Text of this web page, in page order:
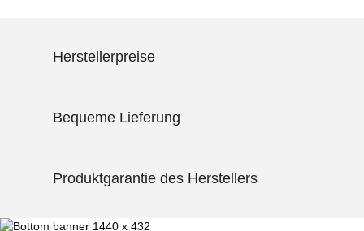
Herstellerpreise
Bequeme Lieferung
Produktgarantie des Herstellers